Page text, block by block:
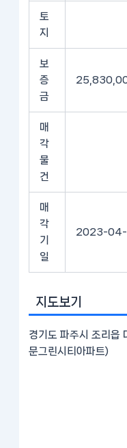
토
지
보
증
금
매
각
물
건
매
각
기
일
2023-04-
지도보기
경기도 파주시 조리
문그린시티아파트)